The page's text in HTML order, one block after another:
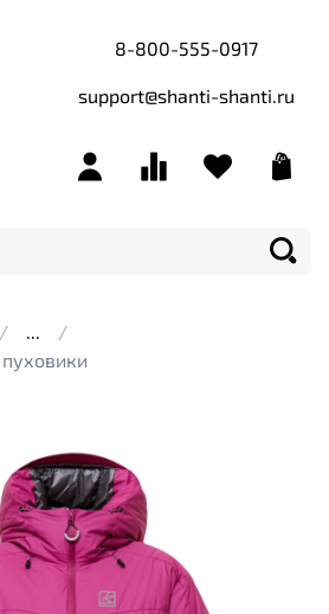
8-800-555-0917
support@shanti-shanti.ru